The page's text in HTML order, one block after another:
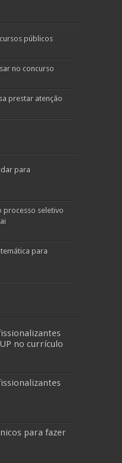
públicos
no concurso
prestar atenção
para
processo seletivo
para
no currículo
para fazer